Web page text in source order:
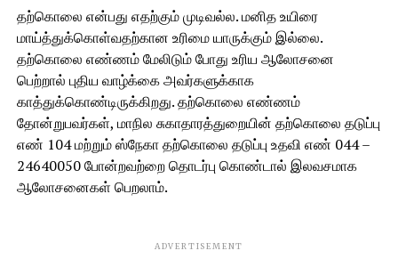
தற்கொலை என்பது எதற்கும் முடிவல்ல. மனித உயிரை
மாய்த்துக்கொள்வதற்கான உரிமை யாருக்கும் இல்லை.
தற்கொலை எண்ணம் மேலிடும் போது உரிய ஆலோசனை
பெற்றால் புதிய வாழ்க்கை அவர்களுக்காக
காத்துக்கொண்டிருக்கிறது. தற்கொலை எண்ணம்
தோன்றுபவர்கள், மாநில சுகாதாரத்துறையின் தற்கொலை தடுப்பு
எண் 104 மற்றும் ஸ்நேகா தற்கொலை தடுப்பு உதவி எண் 044 –
24640050 போன்றவற்றை தொடர்பு கொண்டால் இலவசமாக
ஆலோசனைகள் பெறலாம்.
ADVERTISEMENT